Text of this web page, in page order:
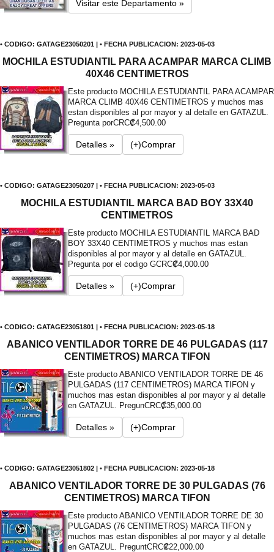
Visitar este Departamento »
• CODIGO: GATAGE23050201 | • FECHA PUBLICACION: 2023-05-03
MOCHILA ESTUDIANTIL PARA ACAMPAR MARCA CLIMB
40X46 CENTIMETROS
Este producto MOCHILA ESTUDIANTIL PARA ACAMPAR
MARCA CLIMB 40X46 CENTIMETROS y muchos mas
estan disponibles al por mayor y al detalle en GATAZUL.
Pregunta porCRC₡4,500.00
Detalles » (+)Comprar
• CODIGO: GATAGE23050207 | • FECHA PUBLICACION: 2023-05-03
MOCHILA ESTUDIANTIL MARCA BAD BOY 33X40
CENTIMETROS
Este producto MOCHILA ESTUDIANTIL MARCA BAD
BOY 33X40 CENTIMETROS y muchos mas estan
disponibles al por mayor y al detalle en GATAZUL.
Pregunta por el codigo GCRC₡4,000.00
Detalles » (+)Comprar
• CODIGO: GATAGE23051801 | • FECHA PUBLICACION: 2023-05-18
ABANICO VENTILADOR TORRE DE 46 PULGADAS (117
CENTIMETROS) MARCA TIFON
Este producto ABANICO VENTILADOR TORRE DE 46
PULGADAS (117 CENTIMETROS) MARCA TIFON y
muchos mas estan disponibles al por mayor y al detalle
en GATAZUL. PregunCRC₡35,000.00
Detalles » (+)Comprar
• CODIGO: GATAGE23051802 | • FECHA PUBLICACION: 2023-05-18
ABANICO VENTILADOR TORRE DE 30 PULGADAS (76
CENTIMETROS) MARCA TIFON
Este producto ABANICO VENTILADOR TORRE DE 30
PULGADAS (76 CENTIMETROS) MARCA TIFON y
muchos mas estan disponibles al por mayor y al detalle
en GATAZUL. PreguntCRC₡22,000.00